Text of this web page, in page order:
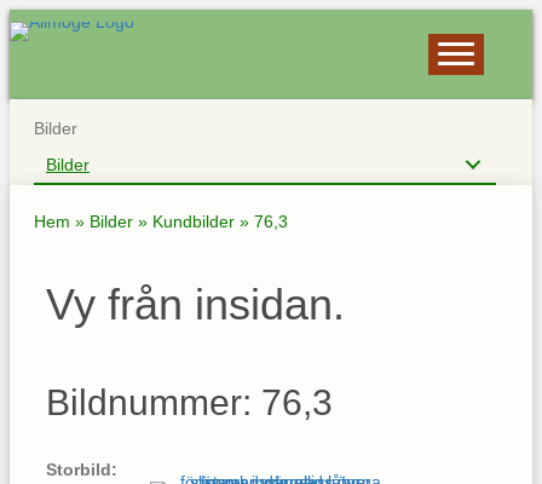
Bilder
Bilder
Hem » Bilder » Kundbilder » 76,3
Vy från insidan.
Bildnummer: 76,3
Storbild: